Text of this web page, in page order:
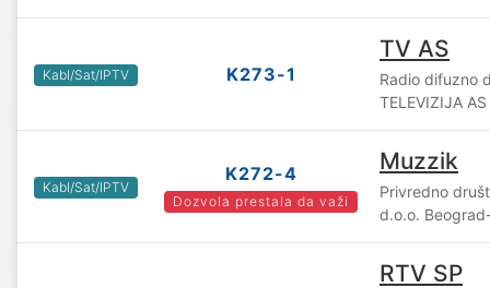
Kabl/Sat/IPTV K273-1
TV AS
Radio difuzno
TELEVIZIJA
Kabl/Sat/IPTV
K272-4
Dozvola prestala da važi
Muzzik
Privredno
d.o.o.
RTV SP